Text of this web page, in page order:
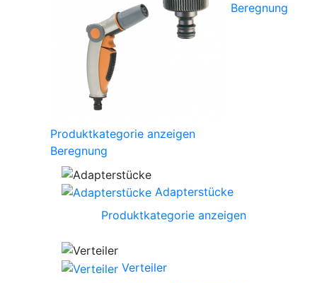
Beregnung
Produktkategorie anzeigen
Beregnung
Adapterstücke
Produktkategorie anzeigen
Verteiler